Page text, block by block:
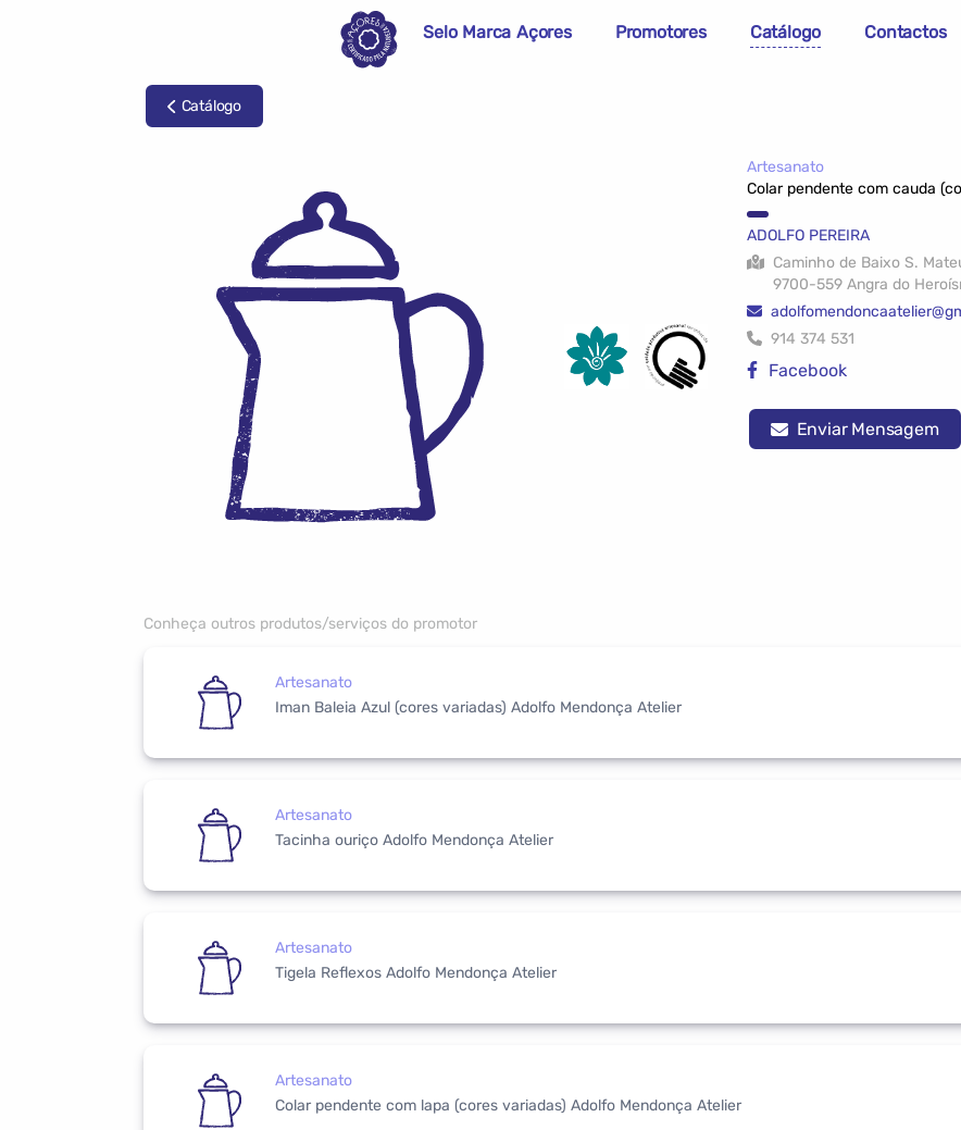
Selo Marca Açores Promotores Catálogo Contactos
Catálogo
Artesanato
Colar pendente com cauda
ADOLFO PEREIRA
Caminho de Baixo S.
9700-559 Angra do
914 374 531
Facebook
Enviar Mensagem
Conheça outros produtos/serviços do promotor
Artesanato
Iman Baleia Azul (cores variadas) Adolfo Mendonça Atelier
Artesanato
Tacinha ouriço Adolfo Mendonça Atelier
Artesanato
Tigela Reflexos Adolfo Mendonça Atelier
Artesanato
Colar pendente com lapa (cores variadas) Adolfo Mendonça Atelier